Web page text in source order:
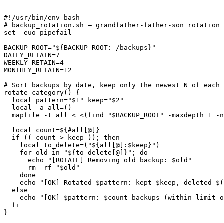
#!/usr/bin/env bash
# backup_rotation.sh — grandfather-father-son rotation
set
-euo pipefail
BACKUP_ROOT=" ${BACKUP_ROOT :- / backups} "
DAILY_RETAIN=7
WEEKLY_RETAIN=4
MONTHLY_RETAIN=12
# Sort backups by date, keep only the newest N of each
rotate_category( )
{
local
pattern=" $1 " keep=" $2 "
local
-a all =( )
mapfile
-t all < <( find " $BACKUP_ROOT" -maxdepth 1
-
local
count=${ #all @
}
if
(( count > keep )) ;
then
local
to_delete=( " ${all @ : $keep} " )
for old in " ${to_delete @ } " ;
do
echo
"[ROTATE] Removing old backup: $old "
rm
-rf " $old "
done
echo
"[OK] Rotated $pattern : kept $keep , deleted
else
echo
"[OK] $pattern : $count backups (within limit
fi
}